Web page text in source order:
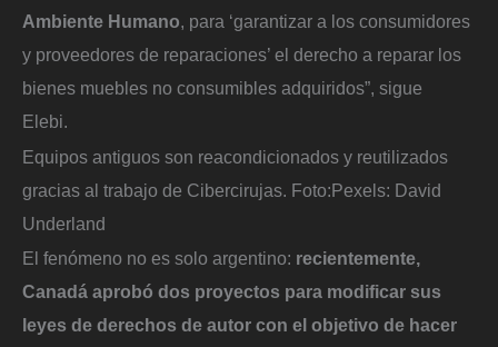
Ambiente Humano, para ‘garantizar a los consumidores
y proveedores de reparaciones’ el derecho a reparar los
bienes muebles no consumibles adquiridos”, sigue
Elebi.
Equipos antiguos son reacondicionados y reutilizados
gracias al trabajo de Cibercirujas. Foto:Pexels: David
Underland
El fenómeno no es solo argentino: recientemente,
Canadá aprobó dos proyectos para modificar sus
leyes de derechos de autor con el objetivo de hacer